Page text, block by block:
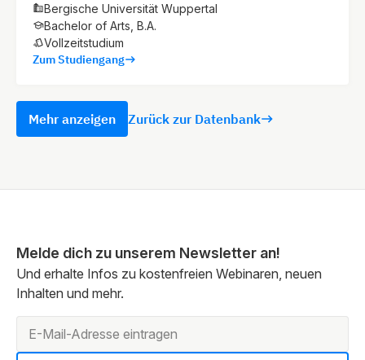
Bergische Universität Wuppertal
Bachelor of Arts, B.A.
Vollzeitstudium
Zum Studiengang
Mehr anzeigen Zurück zur Datenbank
Melde dich zu unserem Newsletter an!
Und erhalte Infos zu kostenfreien Webinaren, neuen
Inhalten und mehr.